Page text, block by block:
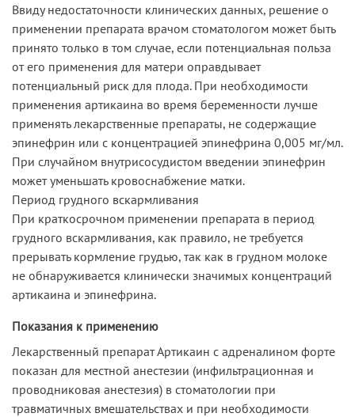
Ввиду недостаточности клинических данных, решение о
применении препарата врачом стоматологом может быть
принято только в том случае, если потенциальная польза
от его применения для матери оправдывает
потенциальный риск для плода. При необходимости
применения артикаина во время беременности лучше
применять лекарственные препараты, не содержащие
эпинефрин или с концентрацией эпинефрина 0,005 мг/мл.
При случайном внутрисосудистом введении эпинефрин
может уменьшать кровоснабжение матки.
Период грудного вскармливания
При краткосрочном применении препарата в период
грудного вскармливания, как правило, не требуется
прерывать кормление грудью, так как в грудном молоке
не обнаруживается клинически значимых концентраций
артикаина и эпинефрина.
Показания к применению
Лекарственный препарат Артикаин с адреналином форте
показан для местной анестезии (инфильтрационная и
проводниковая анестезия) в стоматологии при
травматичных вмешательствах и при необходимости